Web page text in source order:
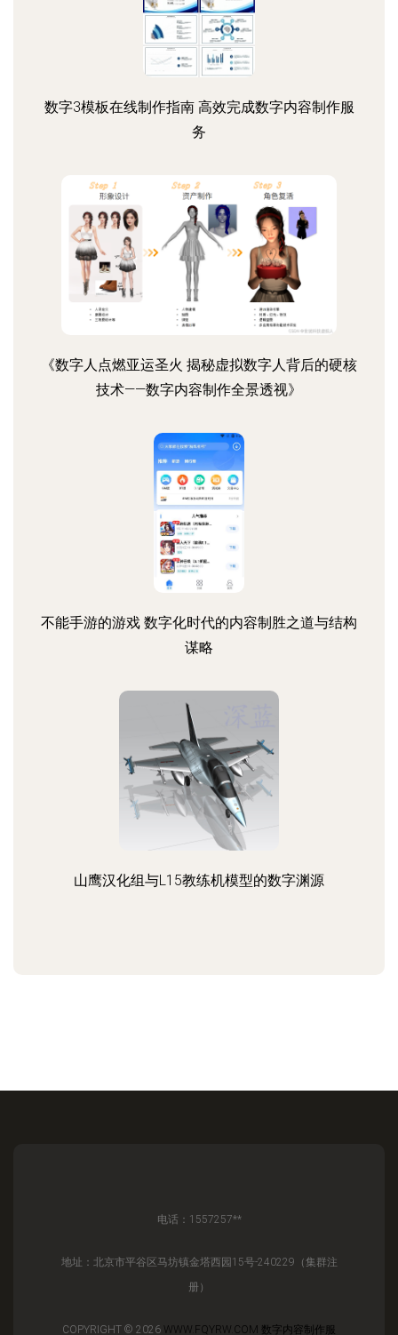
数字3模板在线制作指南 高效完成数字内容制作服
务
《数字人点燃亚运圣火 揭秘虚拟数字人背后的硬核
技术——数字内容制作全景透视》
不能手游的游戏 数字化时代的内容制胜之道与结构
谋略
山鹰汉化组与L15教练机模型的数字渊源
电话：1557257**
地址：北京市平谷区马坊镇金塔西园15号-240229（集群注
册）
COPYRIGHT © 2026 WWW.FQYRW.COM 数字内容制作服